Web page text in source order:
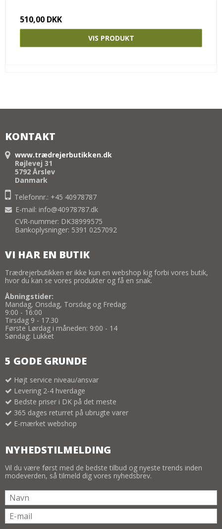
510,00 DKK
VIS PRODUKT
KONTAKT
www.trædrejerbutikken.dk
Røjlevej 31
5792 Årslev
Danmark
Telefonnr.: +45 40978787
E-mail: info@40978787.dk
CVR-nummer: DK38999575
Bankoplysninger: 5391 0257092
VI HAR EN BUTIK
Trædrejerbutikken er ikke kun en webshop kig forbi vores butik,
hvor du kan se vores produkter og få en snak.
Åbningstider:
Mandag, Onsdag, Torsdag og Fredag:
9:00 - 16:00
Tirsdag 9 - 17.30
Første Lørdag i måneden: 9:00 - 14
Søndag: Lukket
5 GODE GRUNDE
Højt service niveau/ansvar
Levering 2-4 hverdage
Bedste priser i DK på det meste
365 dages returret på ubrugte varer
E-mærket webshop
NYHEDSTILMELDING
Vil du være først med de bedste tilbud og nyeste trends inden
modeverden, så tilmeld dig vores nyhedsbrev.